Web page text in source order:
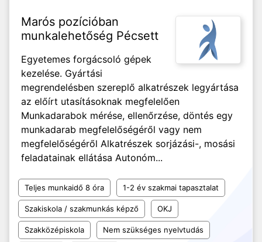
Marós pozícióban
munkalehetőség Pécsett
Egyetemes forgácsoló gépek
kezelése. Gyártási
megrendelésben szereplő alkatrészek legyártása
az előírt utasításoknak megfelelően
Munkadarabok mérése, ellenőrzése, döntés egy
munkadarab megfelelőségéről vagy nem
megfelelőségéről Alkatrészek sorjázási-, mosási
feladatainak ellátása Autonóm...
Teljes munkaidő 8 óra 1-2 év szakmai tapasztalat
Szakiskola / szakmunkás képző OKJ
Szakközépiskola Nem szükséges nyelvtudás